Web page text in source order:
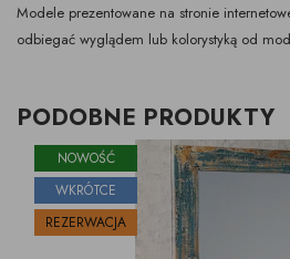
Modele prezentowane na stronie
odbiegać wyglądem lub kolorystyką od
PODOBNE PRODUKTY
NOWOŚĆ
WKRÓTCE
REZERWACJA